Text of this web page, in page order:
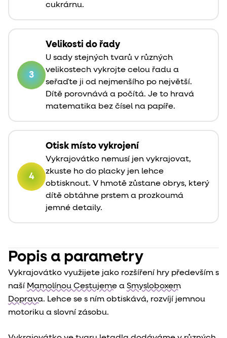
cukrárnu.
3
Velikosti do řady
U sady stejných tvarů v různých
velikostech vykrojte celou řadu a
seřaďte ji od nejmenšího po největší.
Dítě porovnává a počítá. Je to hravá
matematika bez čísel na papíře.
4
Otisk místo vykrojení
Vykrajovátko nemusí jen vykrajovat,
zkuste ho do placky jen lehce
obtisknout. V hmotě zůstane obrys, který
dítě obtáhne prstem a prozkoumá
jemné detaily.
Popis a parametry
Vykrajovátko využijete jako rozšíření hry především s
naší Mamolínou Cestujeme a Smysloboxem
Doprava. Lehce se s ním obtiskává, rozvíjí jemnou
motoriku a slovní zásobu.